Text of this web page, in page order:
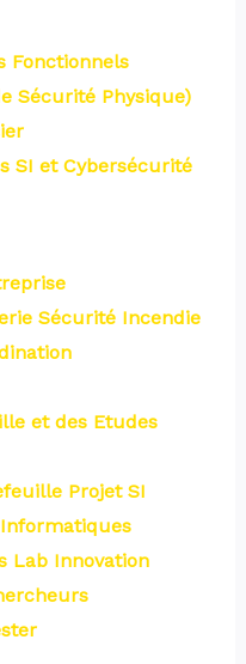
Fonctionnels
Sécurité Physique)
SI et Cybersécurité
Sécurité Incendie
et des Etudes
Projet SI
Lab Innovation